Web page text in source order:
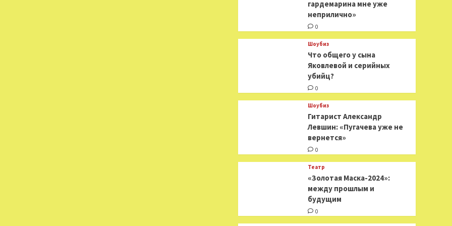
гардемарина мне уже
неприлично»
0
Шоубиз
Что общего у сына
Яковлевой и серийных
убийц?
0
Шоубиз
Гитарист Александр
Левшин: «Пугачева уже не
вернется»
0
Театр
«Золотая Маска-2024»:
между прошлым и
будущим
0